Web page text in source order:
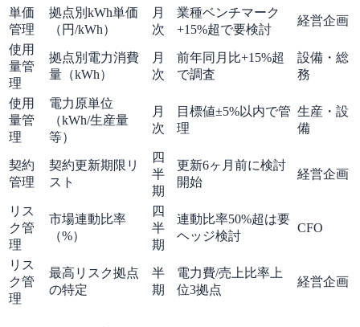
単価
管理
拠点別kWh単価
（円/kWh）
月
次
業種ベンチマーク
+15%超で要検討
経営企画
使用
量管
理
拠点別電力消費
量（kWh）
月
次
前年同月比+15%超
で調査
設備・総
務
使用
量管
理
電力原単位
（kWh/生産量
等）
月
次
目標値±5%以内で管
理
生産・設
備
契約
管理
契約更新期限リ
スト
四
半
期
更新6ヶ月前に検討
開始
経営企画
リス
ク管
理
市場連動比率
（%）
四
半
期
連動比率50%超は要
ヘッジ検討
CFO
リス
ク管
理
最高リスク拠点
の特定
半
期
電力費/売上比率上
位3拠点
経営企画